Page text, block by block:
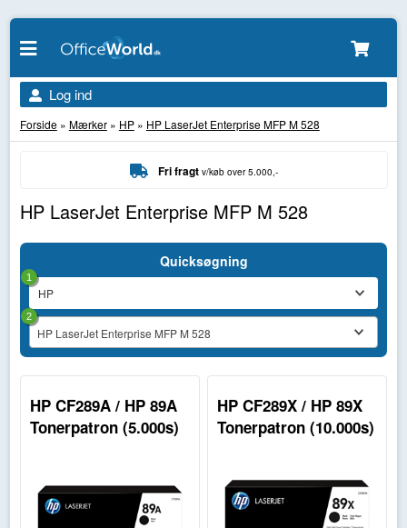
Log ind
Forside» Mærker» HP» HP LaserJet Enterprise MFP M 528
Fri fragt v/køb over 5.000,-
HP LaserJet Enterprise MFP M 528
Quicksøgning
1
HP LaserJet Enterprise MFP M 528
2
HP CF289A / HP 89A
Tonerpatron (5.000s)
HP CF289X / HP 89X
Tonerpatron (10.000s)